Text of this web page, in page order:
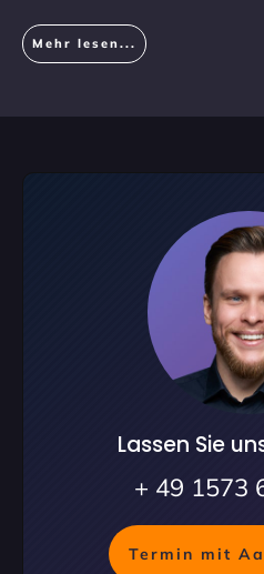
Mehr lesen...
Lassen Sie
+ 49 1573
Termin mit